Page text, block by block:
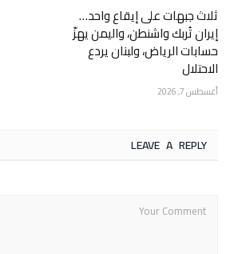
ثلاث جبهات على إيقاع واحد…
إيران تُربك واشنطن، واليمن يهزّ
حسابات الرياض، ولبنان يردع
الاحتلال
أغسطس 7, 2026
LEAVE A REPLY